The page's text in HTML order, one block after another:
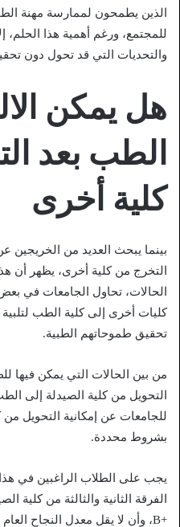
الذين يطمحون لممارسة مهنة
للمجتمع، ورغم أهمية هذا الحلم،
والتحديات التي قد تحول دون
هل يمكن
الطب بعد
كلية أخرى
بينما يبحث العديد من الخريجين
التخرج من كلية أخرى، يظهر أن
الحالات، تحاول الجامعات في
كليات أخرى إلى كلية الطب
تحقيق طموحاتهم الطبية.
من بين الحالات التي يمكن فيها
التحويل من كلية الصيدلة إلى
للجامعات عن إمكانية التحويل
بشروط محددة.
يجب على الطلاب الراغبين في هذا